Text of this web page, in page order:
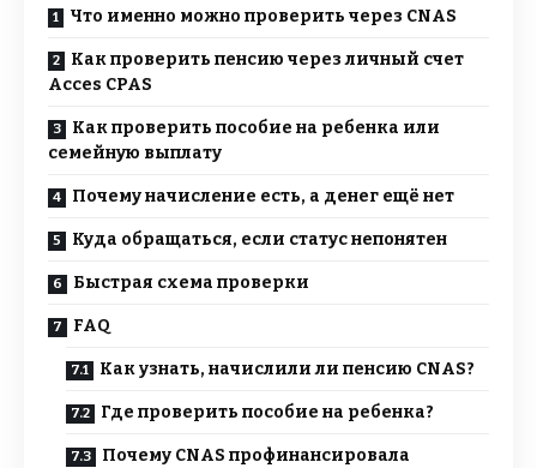
Что именно можно проверить через CNAS
Как проверить пенсию через личный счет
Acces CPAS
Как проверить пособие на ребенка или
семейную выплату
Почему начисление есть, а денег ещё нет
Куда обращаться, если статус непонятен
Быстрая схема проверки
FAQ
Как узнать, начислили ли пенсию CNAS?
Где проверить пособие на ребенка?
Почему CNAS профинансировала